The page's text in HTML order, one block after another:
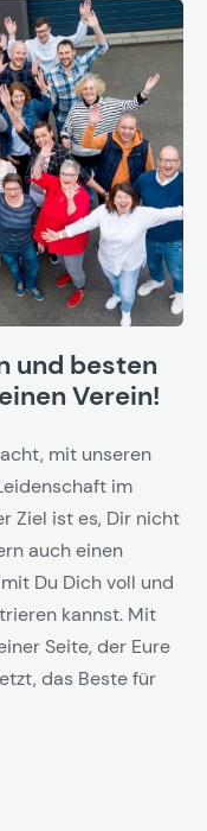
und besten
Verein!
mit unseren
im
Ziel ist es, Dir nicht
auch einen
Du Dich voll und
kannst. Mit
Seite, der Eure
das Beste für